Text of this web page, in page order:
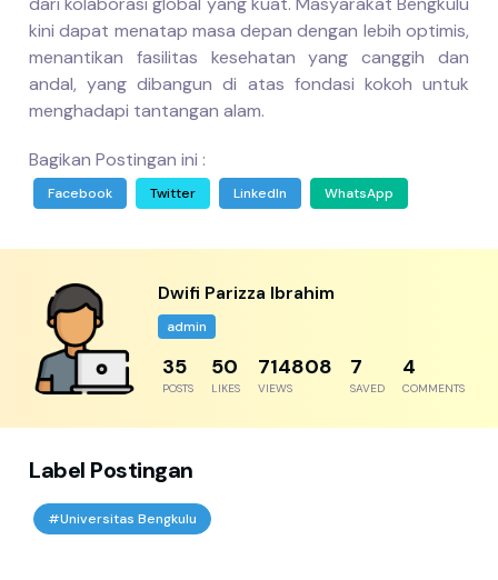
kini dapat menatap masa depan dengan lebih optimis,
menantikan fasilitas kesehatan yang canggih dan
andal, yang dibangun di atas fondasi kokoh untuk
menghadapi tantangan alam.
Bagikan Postingan ini :
Facebook Twitter LinkedIn WhatsApp
Dwifi Parizza Ibrahim
admin
49
POSTS
69
LIKES
989734
VIEWS
9
SAVED
6
COMMENTS
Label Postingan
#Universitas Bengkulu